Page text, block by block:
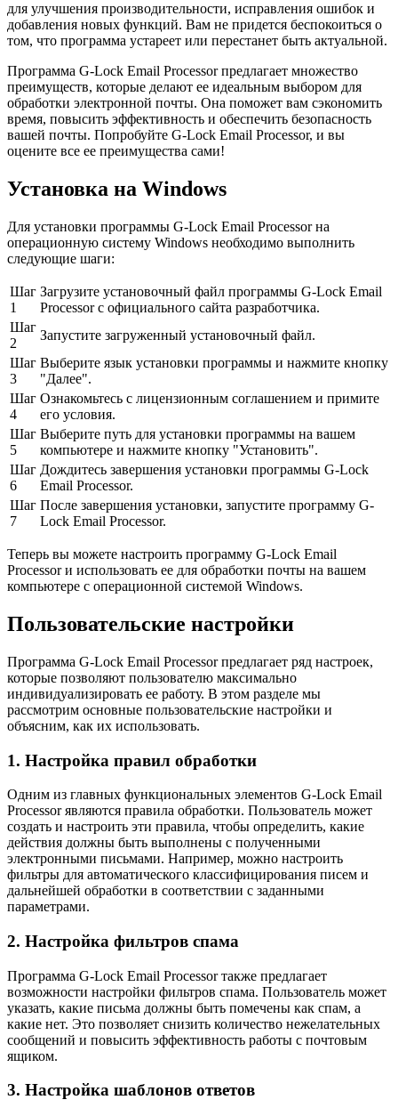
для улучшения производительности, исправления ошибок и
добавления новых функций. Вам не придется беспокоиться о
том, что программа устареет или перестанет быть актуальной.
Программа G-Lock Email Processor предлагает множество
преимуществ, которые делают ее идеальным выбором для
обработки электронной почты. Она поможет вам сэкономить
время, повысить эффективность и обеспечить безопасность
вашей почты. Попробуйте G-Lock Email Processor, и вы
оцените все ее преимущества сами!
Установка на Windows
Для установки программы G-Lock Email Processor на
операционную систему Windows необходимо выполнить
следующие шаги:
Шаг
1
Загрузите установочный файл программы G-Lock Email
Processor с официального сайта разработчика.
Шаг
2
Запустите загруженный установочный файл.
Шаг
3
Выберите язык установки программы и нажмите кнопку
"Далее".
Шаг
4
Ознакомьтесь с лицензионным соглашением и примите
его условия.
Шаг
5
Выберите путь для установки программы на вашем
компьютере и нажмите кнопку "Установить".
Шаг
6
Дождитесь завершения установки программы G-Lock
Email Processor.
Шаг
7
После завершения установки, запустите программу G-
Lock Email Processor.
Теперь вы можете настроить программу G-Lock Email
Processor и использовать ее для обработки почты на вашем
компьютере с операционной системой Windows.
Пользовательские настройки
Программа G-Lock Email Processor предлагает ряд настроек,
которые позволяют пользователю максимально
индивидуализировать ее работу. В этом разделе мы
рассмотрим основные пользовательские настройки и
объясним, как их использовать.
1. Настройка правил обработки
Одним из главных функциональных элементов G-Lock Email
Processor являются правила обработки. Пользователь может
создать и настроить эти правила, чтобы определить, какие
действия должны быть выполнены с полученными
электронными письмами. Например, можно настроить
фильтры для автоматического классифицирования писем и
дальнейшей обработки в соответствии с заданными
параметрами.
2. Настройка фильтров спама
Программа G-Lock Email Processor также предлагает
возможности настройки фильтров спама. Пользователь может
указать, какие письма должны быть помечены как спам, а
какие нет. Это позволяет снизить количество нежелательных
сообщений и повысить эффективность работы с почтовым
ящиком.
3. Настройка шаблонов ответов